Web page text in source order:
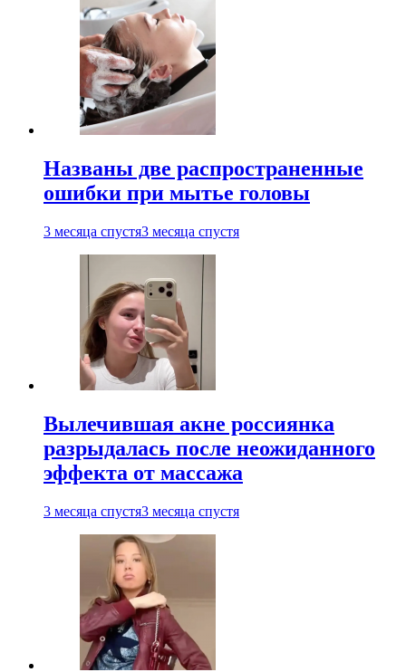
Названы две распространенные
ошибки при мытье головы
3 месяца спустя3 месяца спустя
Вылечившая акне россиянка
разрыдалась после неожиданного
эффекта от массажа
3 месяца спустя3 месяца спустя